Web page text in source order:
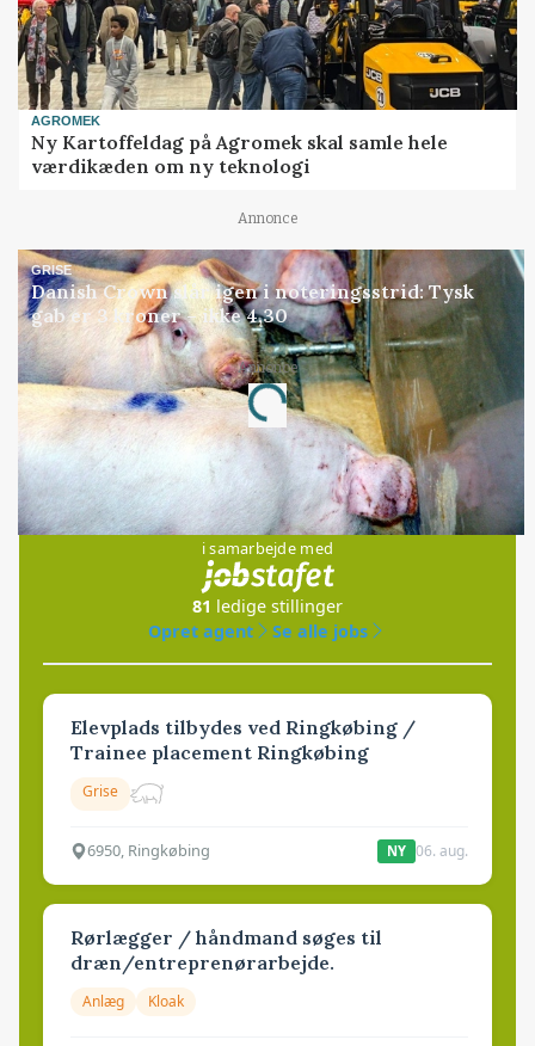
AGROMEK
Ny Kartoffeldag på Agromek skal samle hele
værdikæden om ny teknologi
Annonce
GRISE
Danish Crown slår igen i noteringsstrid: Tysk
gab er 3 kroner – ikke 4,30
Annonce
Loading...
Jobs
i samarbejde med
81 ledige stillinger
Opret agent
Se alle jobs
Elevplads tilbydes ved Ringkøbing /
Trainee placement Ringkøbing
Grise
6950, Ringkøbing NY 06. aug.
Rørlægger / håndmand søges til
dræn/entreprenørarbejde.
Anlæg Kloak